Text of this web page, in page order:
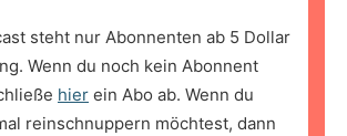
steht nur Abonnenten ab 5 Dollar
Wenn du noch kein Abonnent
hier ein Abo ab. Wenn du
reinschnuppern möchtest, dann